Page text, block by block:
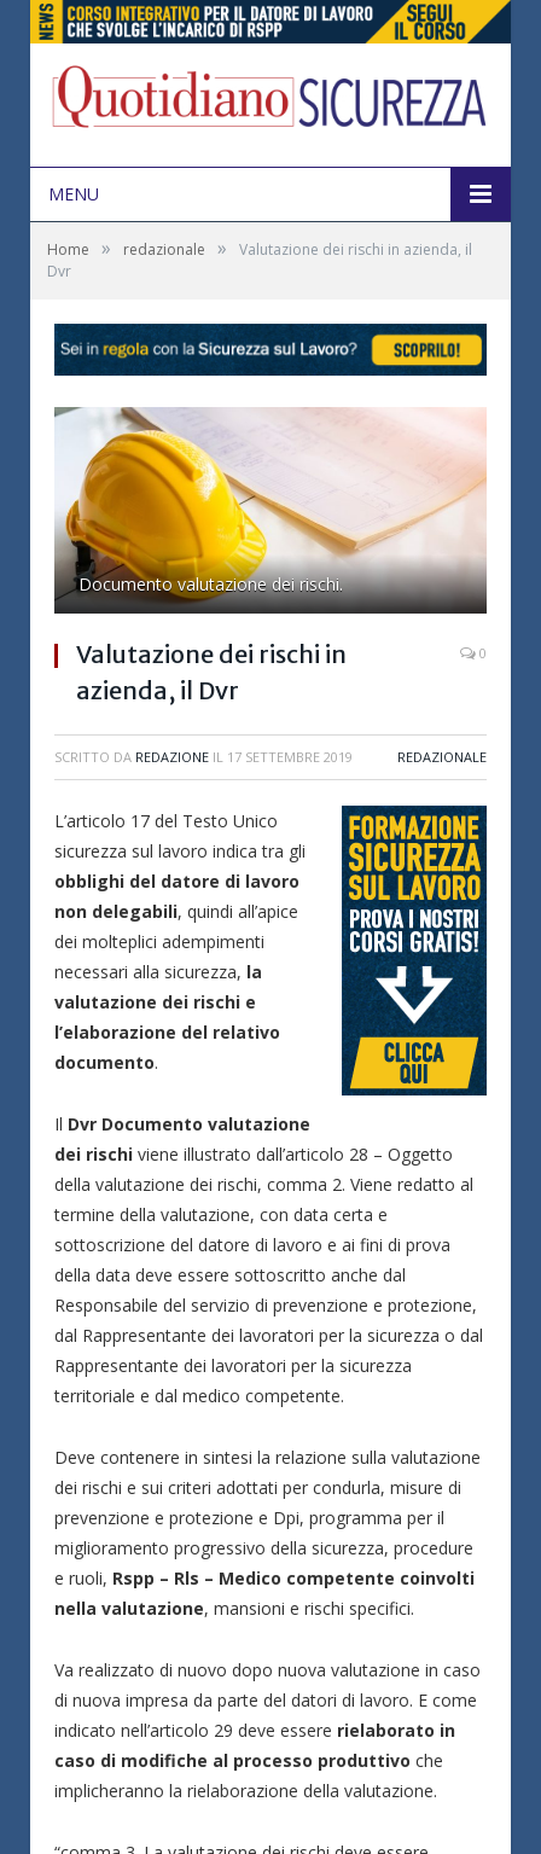
MENU
Home » redazionale »
Valutazione dei rischi in azienda, il
Dvr
Documento valutazione dei rischi.
Valutazione dei rischi in
azienda, il Dvr
0
SCRITTO DA REDAZIONE IL 17 SETTEMBRE 2019 REDAZIONALE
L’articolo 17 del Testo Unico
sicurezza sul lavoro indica tra gli
obblighi del datore di lavoro
non delegabili, quindi all’apice
dei molteplici adempimenti
necessari alla sicurezza, la
valutazione dei rischi e
l’elaborazione del relativo
documento.
Il Dvr Documento valutazione
dei rischi viene illustrato dall’articolo 28 – Oggetto
della valutazione dei rischi, comma 2. Viene redatto al
termine della valutazione, con data certa e
sottoscrizione del datore di lavoro e ai fini di prova
della data deve essere sottoscritto anche dal
Responsabile del servizio di prevenzione e protezione,
dal Rappresentante dei lavoratori per la sicurezza o dal
Rappresentante dei lavoratori per la sicurezza
territoriale e dal medico competente.
Deve contenere in sintesi la relazione sulla valutazione
dei rischi e sui criteri adottati per condurla, misure di
prevenzione e protezione e Dpi, programma per il
miglioramento progressivo della sicurezza, procedure
e ruoli, Rspp – Rls – Medico competente coinvolti
nella valutazione, mansioni e rischi specifici.
Va realizzato di nuovo dopo nuova valutazione in caso
di nuova impresa da parte del datori di lavoro. E come
indicato nell’articolo 29 deve essere rielaborato in
caso di modifiche al processo produttivo che
implicheranno la rielaborazione della valutazione.